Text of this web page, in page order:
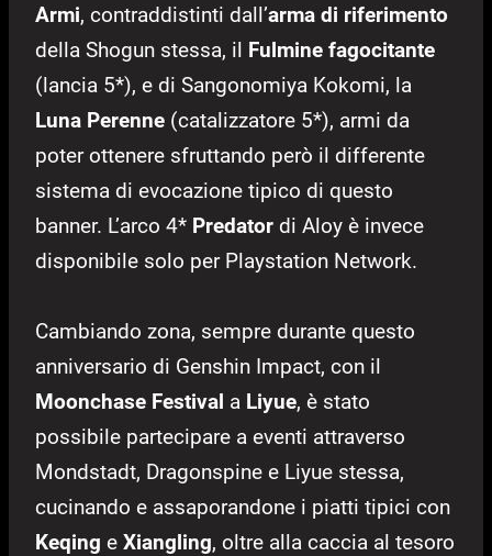
Armi, contraddistinti dall’arma di riferimento
della Shogun stessa, il Fulmine fagocitante
(lancia 5*), e di Sangonomiya Kokomi, la
Luna Perenne (catalizzatore 5*), armi da
poter ottenere sfruttando però il differente
sistema di evocazione tipico di questo
banner. L’arco 4* Predator di Aloy è invece
disponibile solo per Playstation Network.
Cambiando zona, sempre durante questo
anniversario di Genshin Impact, con il
Moonchase Festival a Liyue, è stato
possibile partecipare a eventi attraverso
Mondstadt, Dragonspine e Liyue stessa,
cucinando e assaporandone i piatti tipici con
Keqing e Xiangling, oltre alla caccia al tesoro